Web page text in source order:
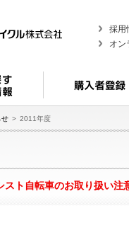
採用
オン
せ 2011年度
ト自転車のお取り扱い注